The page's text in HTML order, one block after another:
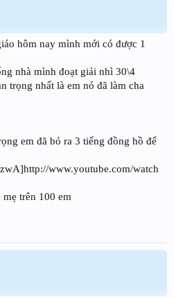
hôm nay mình mới có được 1
nhà mình đoạt giải nhì 30\4
trọng nhất là em nó đã làm cha
em đã bỏ ra 3 tiếng đồng hồ để
www.youtube.com/watch
trên 100 em